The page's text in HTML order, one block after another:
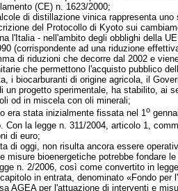
(CE) n. 1623/2000;
di distillazione vinica rappresenta
del Protocollo di Kyoto sui
l'Italia - nell'ambito degli obblighi della
(corrispondente ad una riduzione
di riduzioni che decorre dal 2002 e
che permettono l'acquisto pubblico
i biocarburanti di origine agricola, il
un progetto sperimentale, ha stabilito, ai
od in miscela con oli minerali;
era stata inizialmente fissata nel 1 o
la legge n. 311/2004, articolo 1,
di euro;
di oggi, non risulta ancora essere
misure bioenergetiche potrebbe fondare
n. 2/2006, così come convertito in
in entrata, denominato «Fondo
AGEA per l'attuazione di interventi e